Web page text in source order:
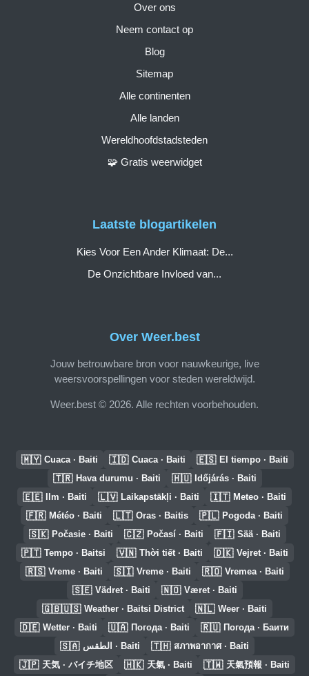
Over Weer.best
Jouw betrouwbare bron voor nauwkeurige, live
weersvoorspellingen voor steden wereldwijd.
Weer.best © 2026. Alle rechten voorbehouden.
Over ons
Neem contact op
Blog
Sitemap
Alle continenten
Alle landen
Wereldhoofdstadsteden
🧩 Gratis weerwidget
Laatste blogartikelen
Kies Voor Een Ander Klimaat: De...
De Onzichtbare Invloed van...
🇲🇾 Cuaca · Baiti 🇮🇩 Cuaca · Baiti 🇪🇸 El tiempo · Baiti
🇹🇷 Hava durumu · Baiti 🇭🇺 Időjárás · Baiti
🇪🇪 Ilm · Baiti 🇱🇻 Laikapstākļi · Baiti 🇮🇹 Meteo · Baiti
🇫🇷 Météo · Baiti 🇱🇹 Oras · Baitis 🇵🇱 Pogoda · Baiti
🇸🇰 Počasie · Baiti 🇨🇿 Počasí · Baiti 🇫🇮 Sää · Baiti
🇵🇹 Tempo · Baitsi 🇻🇳 Thời tiết · Baiti 🇩🇰 Vejret · Baiti
🇷🇸 Vreme · Baiti 🇸🇮 Vreme · Baiti 🇷🇴 Vremea · Baiti
🇸🇪 Vädret · Baiti 🇳🇴 Været · Baiti
🇬🇧🇺🇸 Weather · Baitsi District 🇳🇱 Weer · Baiti
🇩🇪 Wetter · Baiti 🇺🇦 Погода · Baiti 🇷🇺 Погода · Баити
🇸🇦 الطقس · Baiti 🇹🇭 สภาพอากาศ · Baiti
🇯🇵 天気 · バイチ地区 🇭🇰 天氣 · Baiti 🇹🇼 天氣預報 · Baiti